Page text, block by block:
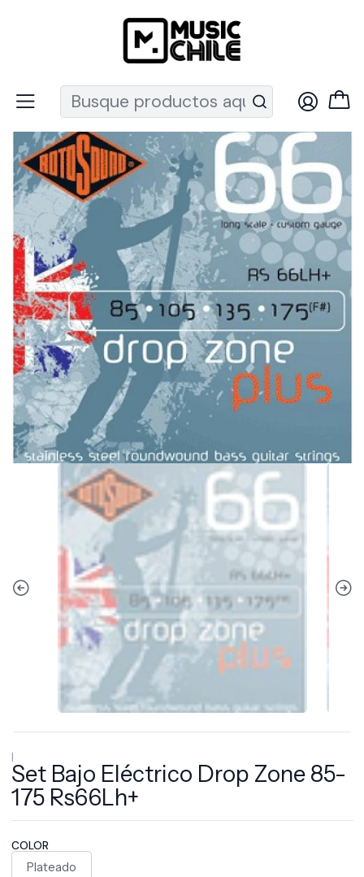
Recuerda que ahora nos puedes encontrar en el MUT
Instrumentos de Cuerda Bajos
|
Set Bajo Eléctrico Drop Zone 85-
175 Rs66Lh+
COLOR
Plateado